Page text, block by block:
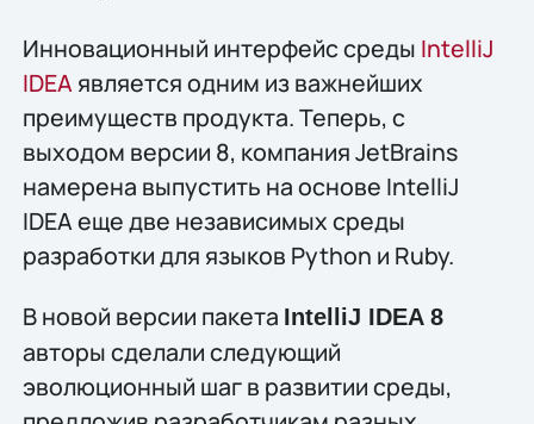
Инновационный интерфейс среды IntelliJ
IDEA является одним из важнейших
преимуществ продукта. Теперь, с
выходом версии 8, компания JetBrains
намерена выпустить на основе IntelliJ
IDEA еще две независимых среды
разработки для языков Python и Ruby.
В новой версии пакета IntelliJ IDEA 8
авторы сделали следующий
эволюционный шаг в развитии среды,